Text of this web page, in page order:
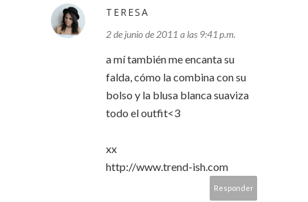
TERESA
2 de junio de 2011 a las 9:41 p.m.
a mí también me encanta su
falda, cómo la combina con su
bolso y la blusa blanca suaviza
todo el outfit<3
xx
http://www.trend-ish.com
Responder